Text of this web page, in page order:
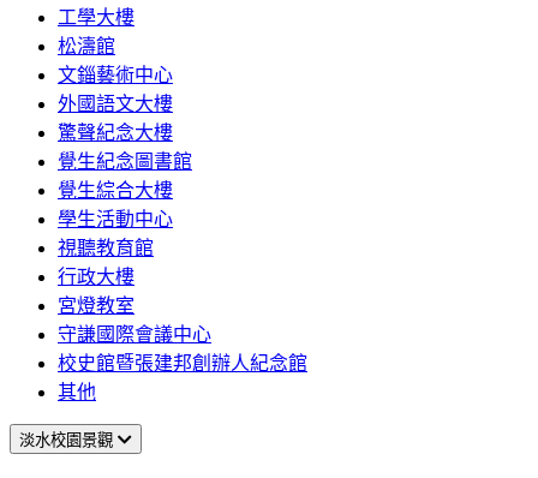
工學大樓
松濤館
文錙藝術中心
外國語文大樓
驚聲紀念大樓
覺生紀念圖書館
覺生綜合大樓
學生活動中心
視聽教育館
行政大樓
宮燈教室
守謙國際會議中心
校史館暨張建邦創辦人紀念館
其他
淡水校園景觀